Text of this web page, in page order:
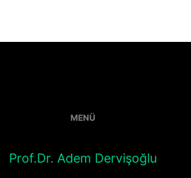
MENÜ
Prof.Dr. Adem Dervişoğlu